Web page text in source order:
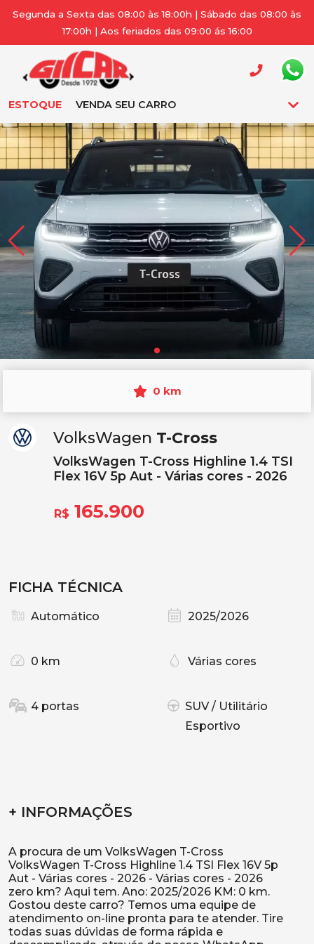
Segunda a Sexta das 08:00 às 18:00h | Sábado das 08:00 às
17:00h | Aos feriados das 09:00 ás 16:00
ESTOQUE VENDA SEU CARRO
0 km
VolksWagen T-Cross
VolksWagen T-Cross Highline 1.4 TSI
Flex 16V 5p Aut - Várias cores - 2026
R$ 165.900
FICHA TÉCNICA
Automático 2025/2026
0 km Várias cores
4 portas
SUV / Utilitário
Esportivo
+ INFORMAÇÕES
A procura de um VolksWagen T-Cross
VolksWagen T-Cross Highline 1.4 TSI Flex 16V 5p
Aut - Várias cores - 2026 - Várias cores - 2026
zero km? Aqui tem. Ano: 2025/2026 KM: 0 km.
Gostou deste carro? Temos uma equipe de
atendimento on-line pronta para te atender. Tire
todas suas dúvidas de forma rápida e